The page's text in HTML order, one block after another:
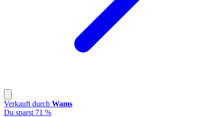
Verkauft durch Wams
Du sparst 71 %